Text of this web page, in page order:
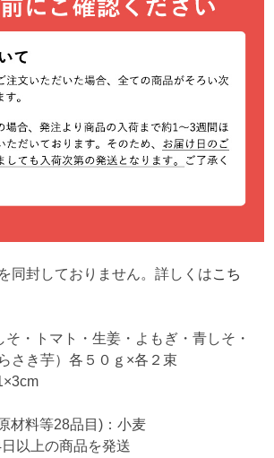
同封しておりません。詳しくはこち
・トマト・生姜・よもぎ・青しそ・
さき芋）各５０ｇ×各２束
材料等28品目)：小麦
以上の商品を発送